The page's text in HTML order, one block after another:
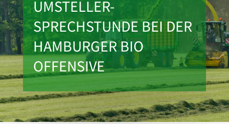
UMSTELLER-
SPRECHSTUNDE BEI DER
HAMBURGER BIO
OFFENSIVE